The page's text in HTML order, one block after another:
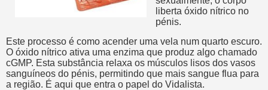
liberta óxido nítrico no
pénis.
Este processo é como acender uma vela num quarto escuro.
O óxido nítrico ativa uma enzima que produz algo chamado
cGMP. Esta substância relaxa os músculos lisos dos vasos
sanguíneos do pénis, permitindo que mais sangue flua para
a região. É aqui que entra o papel do Vidalista.